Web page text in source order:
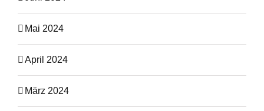
Mai 2024
April 2024
März 2024